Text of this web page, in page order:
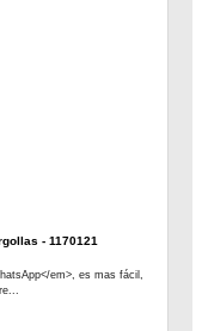
- 1170121
em>, es mas fácil,